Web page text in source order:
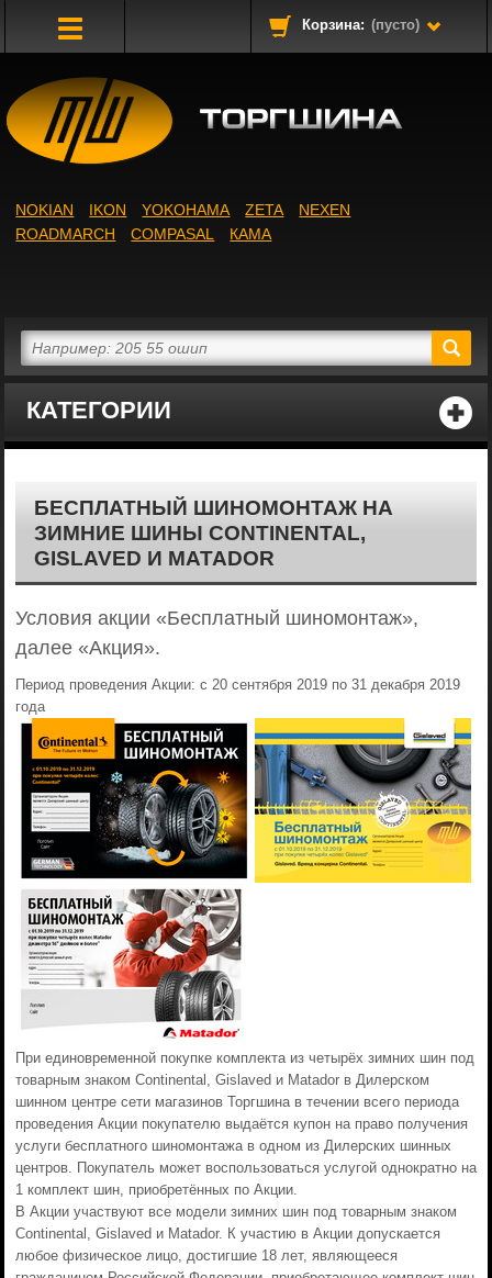
Корзина: (пусто)
КАТЕГОРИИ
NOKIAN IKON YOKOHAMA ZETA
NEXEN
ROADMARCH
COMPASAL КАМА
БЕСПЛАТНЫЙ ШИНОМОНТАЖ НА
ЗИМНИЕ ШИНЫ CONTINENTAL,
GISLAVED И MATADOR
Условия акции «Бесплатный шиномонтаж»,
далее «Акция».
Период проведения Акции: с 20 сентября 2019 по 31 декабря 2019
года
При единовременной покупке комплекта из четырёх зимних шин под
товарным знаком Continental, Gislaved и Matador в Дилерском
шинном центре сети магазинов Торгшина в течении всего периода
проведения Акции покупателю выдаётся купон на право получения
услуги бесплатного шиномонтажа в одном из Дилерских шинных
центров. Покупатель может воспользоваться услугой однократно на
1 комплект шин, приобретённых по Акции.
В Акции участвуют все модели зимних шин под товарным знаком
Continental, Gislaved и Matador. К участию в Акции допускается
любое физическое лицо, достигшие 18 лет, являющееся